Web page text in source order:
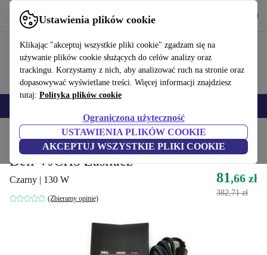
Ustawienia plików cookie
Klikając "akceptuj wszystkie pliki cookie" zgadzam się na
używanie plików cookie służących do celów analizy oraz
trackingu. Korzystamy z nich, aby analizować ruch na stronie oraz
dopasowywać wyświetlane treści. Więcej informacji znajdziesz
tutaj: Polityka plików cookie
Ograniczona użyteczność
USTAWIENIA PLIKÓW COOKIE
AKCEPTUJ WSZYSTKIE PLIKI COOKIE
Korzystaj z refurbed szybko i łatwo
Produkty Akcesoria komputerowe Akcesoria komputerowe
Dell VJCH5 Zasilacz
Czarny | 130 W
(Zbieramy opinie)
81,66 zł
382,71 zł